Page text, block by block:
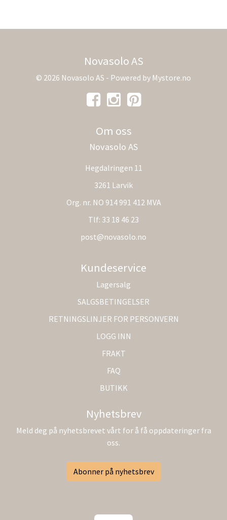
Novasolo AS
© 2026 Novasolo AS - Powered by Mystore.no
Om oss
Novasolo AS
Hegdalringen 11
3261 Larvik
Org. nr. NO 914 991 412 MVA
Tlf: 33 18 46 23
post@novasolo.no
Kundeservice
Lagersalg
SALGSBETINGELSER
RETNINGSLINJER FOR PERSONVERN
LOGG INN
FRAKT
FAQ
BUTIKK
Nyhetsbrev
Meld deg på nyhetsbrevet vårt for å få oppdateringer fra
oss.
Abonner på nyhetsbrev